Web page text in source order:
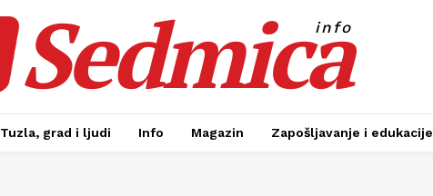
Sedmica
info
Tuzla, grad i ljudi Info Magazin Zapošljavanje i edukacije